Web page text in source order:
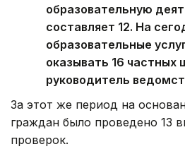
образовательную
составляет 12. На
образовательные
оказывать 16 частных
руководитель
За этот же период на
граждан было проведено 13
проверок.